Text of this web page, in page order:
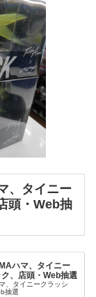
、タイニー
頭・Web抽
ハマ、タイニー
、店頭・Web抽選
、タイニークラッシ
抽選